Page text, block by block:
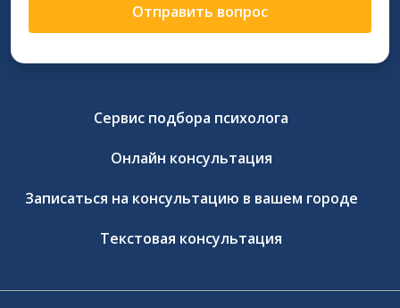
Отправить вопрос
Сервис подбора психолога
Онлайн консультация
Записаться на консультацию в вашем городе
Текстовая консультация